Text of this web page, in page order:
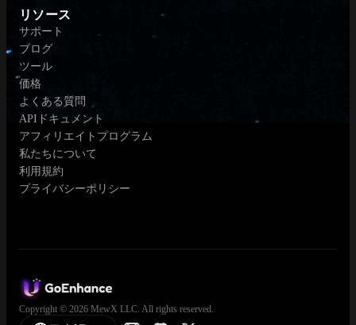
リソース
サポート
ブログ
ツール
価格
よくある質問
APIドキュメント
アフィリエイトプログラム
私たちについて
利用規約
プライバシーポリシー
Copyright © 2026 MewX LLC. All rights reserved.